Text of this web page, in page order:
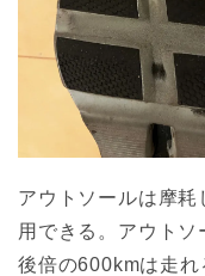
アウトソールは摩
用できる。アウトソ
後倍の600kmは走